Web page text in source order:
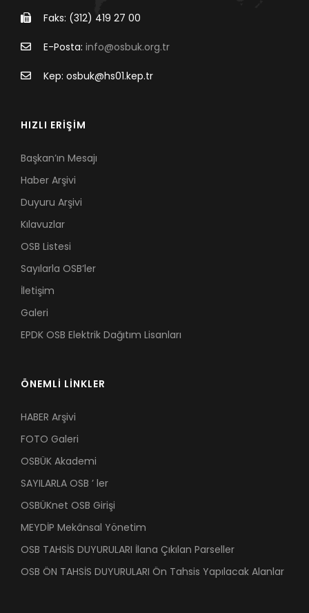
Faks: (312) 419 27 00
E-Posta: info@osbuk.org.tr
Kep: osbuk@hs01.kep.tr
HIZLI ERİŞİM
Başkan’ın Mesajı
Haber Arşivi
Duyuru Arşivi
Kılavuzlar
OSB Listesi
Sayılarla OSB’ler
İletişim
Galeri
EPDK OSB Elektrik Dağıtım Lisanları
ÖNEMLİ LİNKLER
HABER Arşivi
FOTO Galeri
OSBÜK Akademi
SAYILARLA OSB ’ ler
OSBÜKnet OSB Girişi
MEYDİP Mekânsal Yönetim
OSB TAHSİS DUYURULARI İlana Çıkılan Parseller
OSB ÖN TAHSİS DUYURULARI Ön Tahsis Yapılacak Alanlar